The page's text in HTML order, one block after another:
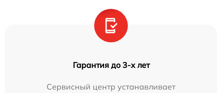
Гарантия до 3-х лет
Сервисный центр устанавливает